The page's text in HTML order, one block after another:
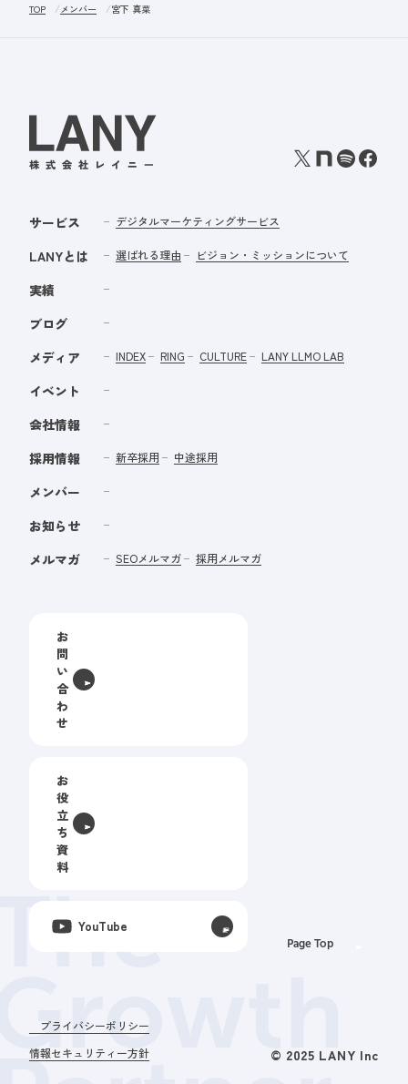
TOP メンバー 宮下 真菜
プライバシーポリシー
情報セキュリティー方針
© 2025 LANY Inc
サービス デジタルマーケティングサービス
LANYとは 選ばれる理由 ビジョン・ミッションについて
実績
ブログ
メディア
INDEX RING CULTURE LANY LLMO LAB
イベント
会社情報
採用情報
新卒採用 中途採用
メンバー
お知らせ
メルマガ
SEOメルマガ 採用メルマガ
お
問
い
合
わ
せ
お
役
立
ち
資
料
YouTube
Page Top